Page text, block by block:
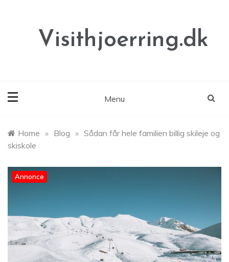
Visithjoerring.dk
Menu
Home » Blog » Sådan får hele familien billig skileje og
skiskole
Annonce